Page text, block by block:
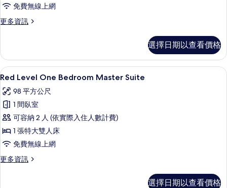
所
有
免費無線上網
更多資訊
更
Panoramic
Views
的
情
選擇日期以查看價格
顯
示
Red
Level
One
Bedroom
Master
Suite
Red Level One Bedroom Master
4
Red Level One Bedroom Master Suite
98 平方公尺
1 間臥室
可容納 2 人 (依實際入住人數計費)
1 張特大雙人床
免費無線上網
更多資訊
更
選擇日期以查看價格